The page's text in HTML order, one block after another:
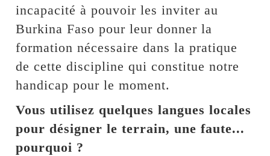
incapacité à pouvoir les inviter au
Burkina Faso pour leur donner la
formation nécessaire dans la pratique
de cette discipline qui constitue notre
handicap pour le moment.
Vous utilisez quelques langues locales
pour désigner le terrain, une faute...
pourquoi ?